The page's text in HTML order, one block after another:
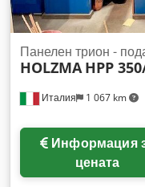
Италия 1 067 km
Панелен трион -
HOLZMA HPP
Информация за
цената